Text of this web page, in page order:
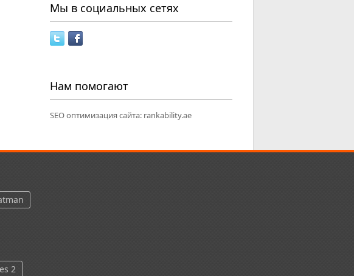
Мы в социальных сетях
Нам помогают
SEO оптимизация сайта: rankability.ae
2